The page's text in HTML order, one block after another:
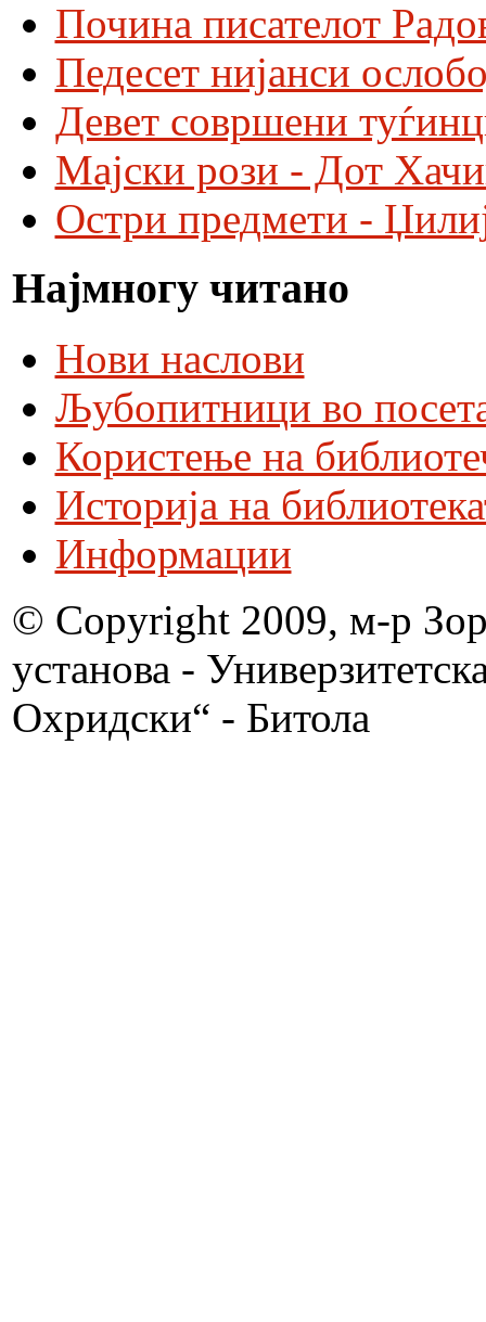
Почина писателот
Педесет нијанси
Девет совршени
Мајски рози - Дот
Остри предмети -
Најмногу читано
Нови наслови
Љубопитници во
Користење на
Историја на
Информации
© Copyright 2009, м-р
установа -
Охридски“ - Битола